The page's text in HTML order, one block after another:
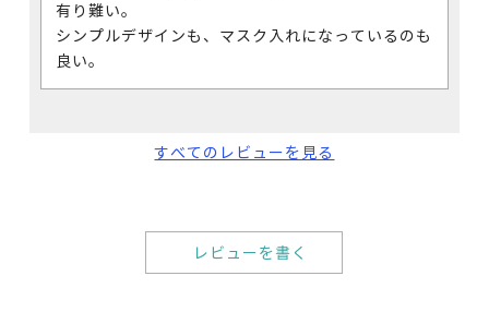
有り難い。
シンプルデザインも、マスク入れになっているのも
良い。
すべてのレビューを見る
レビューを書く